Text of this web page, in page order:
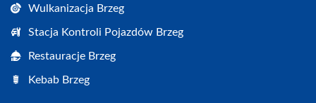
Wulkanizacja Brzeg
Stacja Kontroli Pojazdów Brzeg
Restauracje Brzeg
Kebab Brzeg